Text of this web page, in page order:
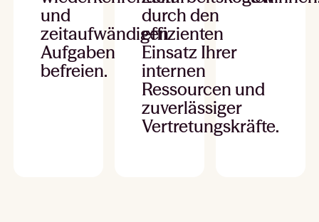
und
zeitaufwändigen
Aufgaben
befreien.
durch den
effizienten
Einsatz Ihrer
internen
Ressourcen und
zuverlässiger
Vertretungskräfte.